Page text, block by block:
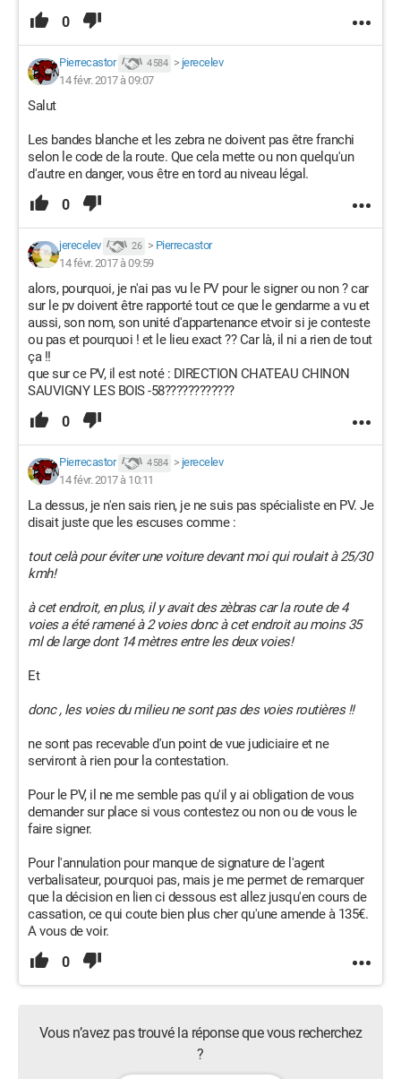
0
Pierrecastor 4 584 > jerecelev
14 févr. 2017 à 09:07
Salut
Les bandes blanche et les zebra ne doivent pas être franchi
selon le code de la route. Que cela mette ou non quelqu'un
d'autre en danger, vous être en tord au niveau légal.
0
jerecelev 26 > Pierrecastor
14 févr. 2017 à 09:59
alors, pourquoi, je n'ai pas vu le PV pour le signer ou non ? car
sur le pv doivent être rapporté tout ce que le gendarme a vu et
aussi, son nom, son unité d'appartenance etvoir si je conteste
ou pas et pourquoi ! et le lieu exact ?? Car là, il ni a rien de tout
ça !!
que sur ce PV, il est noté : DIRECTION CHATEAU CHINON
SAUVIGNY LES BOIS -58????????????
0
Pierrecastor 4 584 > jerecelev
14 févr. 2017 à 10:11
La dessus, je n'en sais rien, je ne suis pas spécialiste en PV. Je
disait juste que les escuses comme :
tout celà pour éviter une voiture devant moi qui roulait à 25/30
kmh!
à cet endroit, en plus, il y avait des zèbras car la route de 4
voies a été ramené à 2 voies donc à cet endroit au moins 35
ml de large dont 14 mètres entre les deux voies!
Et
donc , les voies du milieu ne sont pas des voies routières !!
ne sont pas recevable d'un point de vue judiciaire et ne
serviront à rien pour la contestation.
Pour le PV, il ne me semble pas qu'il y ai obligation de vous
demander sur place si vous contestez ou non ou de vous le
faire signer.
Pour l'annulation pour manque de signature de l'agent
verbalisateur, pourquoi pas, mais je me permet de remarquer
que la décision en lien ci dessous est allez jusqu'en cours de
cassation, ce qui coute bien plus cher qu'une amende à 135€.
A vous de voir.
0
Vous n’avez pas trouvé la réponse que vous recherchez
?